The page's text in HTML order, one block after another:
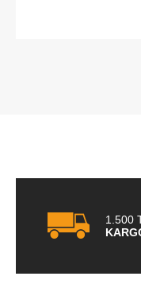
1.500